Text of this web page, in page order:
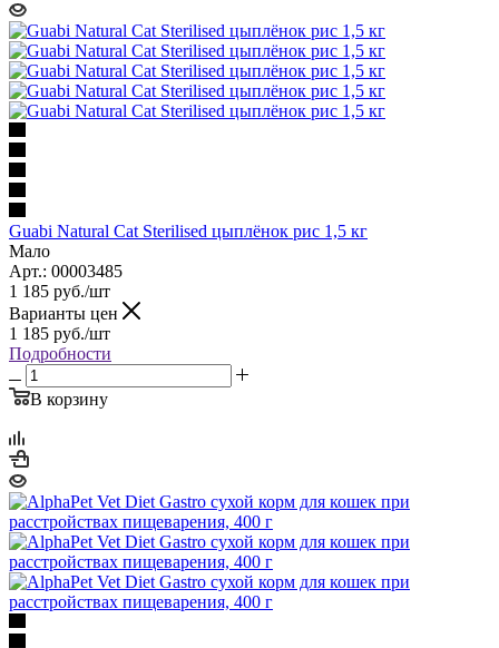
Guabi Natural Cat Sterilised цыплёнок рис 1,5 кг
Мало
Арт.: 00003485
1 185 руб./шт
Варианты цен
1 185 руб./шт
Подробности
В корзину